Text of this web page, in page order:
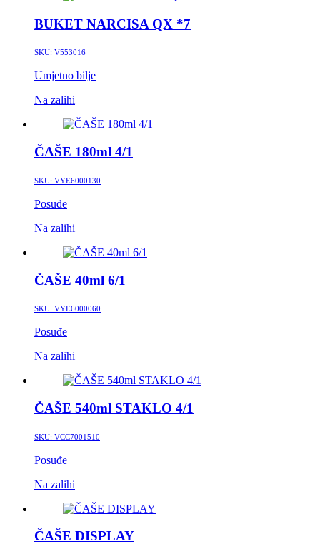
BUKET NARCISA QX *7
SKU: V553016
Umjetno bilje
Na zalihi
ČAŠE 180ml 4/1
SKU: VYE6000130
Posuđe
Na zalihi
ČAŠE 40ml 6/1
SKU: VYE6000060
Posuđe
Na zalihi
ČAŠE 540ml STAKLO 4/1
SKU: VCC7001510
Posuđe
Na zalihi
ČAŠE DISPLAY